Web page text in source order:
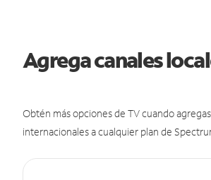
Agrega canales
Obtén más opciones de TV cuando
internacionales a cualquier plan de